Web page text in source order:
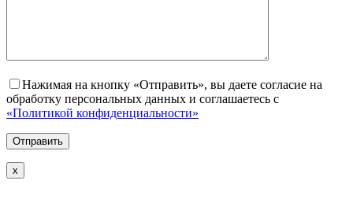
Нажимая на кнопку «Отправить», вы даете согласие на
обработку персональных данных и соглашаетесь с
«Политикой конфиденциальности»
х